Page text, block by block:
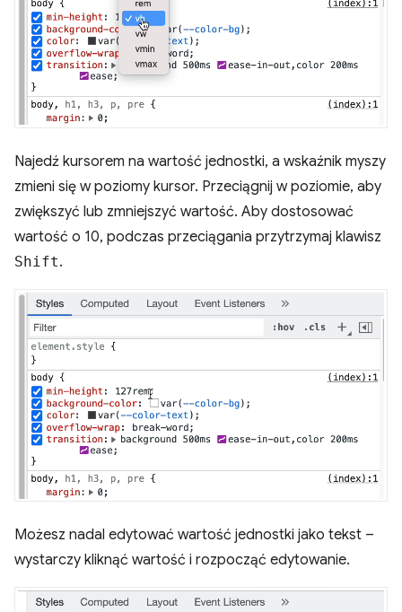
Najedź kursorem na wartość jednostki, a wskaźnik myszy
zmieni się w poziomy kursor. Przeciągnij w poziomie, aby
zwiększyć lub zmniejszyć wartość. Aby dostosować
wartość o 10, podczas przeciągania przytrzymaj klawisz
Shift.
Możesz nadal edytować wartość jednostki jako tekst –
wystarczy kliknąć wartość i rozpocząć edytowanie.